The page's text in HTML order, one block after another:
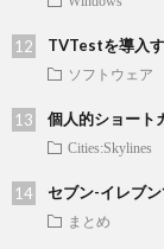
TVTestを導入
ソフトウェア
個人的ショー
Cities:Skylines
セブン-イレブ
まとめ